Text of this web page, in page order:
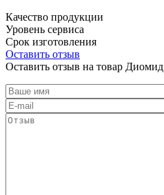
Качество продукции
Уровень сервиса
Срок изготовления
Оставить отзыв
Оставить отзыв на товар Диомид